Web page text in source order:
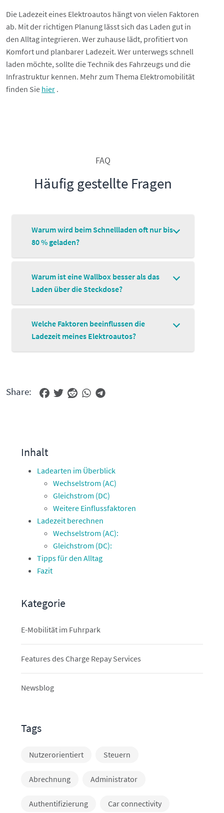
Die Ladezeit eines Elektroautos hängt von vielen Faktoren
ab. Mit der richtigen Planung lässt sich das Laden gut in
den Alltag integrieren. Wer zuhause lädt, profitiert von
Komfort und planbarer Ladezeit. Wer unterwegs schnell
laden möchte, sollte die Technik des Fahrzeugs und die
Infrastruktur kennen. Mehr zum Thema Elektromobilität
finden Sie hier .
FAQ
Häufig gestellte Fragen
Warum wird beim Schnellladen oft nur bis
80 % geladen?
Warum ist eine Wallbox besser als das
Laden über die Steckdose?
Welche Faktoren beeinflussen die
Ladezeit meines Elektroautos?
Share:
Inhalt
Ladearten im Überblick
Wechselstrom (AC)
Gleichstrom (DC)
Weitere Einflussfaktoren
Ladezeit berechnen
Wechselstrom (AC):
Gleichstrom (DC):
Tipps für den Alltag
Fazit
Kategorie
E-Mobilität im Fuhrpark
Features des Charge Repay Services
Newsblog
Tags
Nutzerorientiert Steuern
Abrechnung Administrator
Authentifizierung Car connectivity